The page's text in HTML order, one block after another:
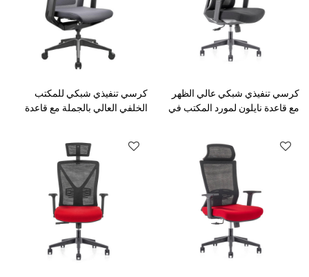
كرسي تنفيذي شبكي عالي الظهر
مع قاعدة نايلون لمورد المكتب في
كرسي تنفيذي شبكي للمكتب
الخلفي العالي بالجملة مع قاعدة